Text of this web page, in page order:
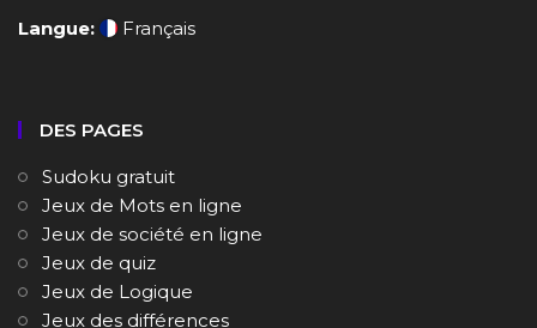
Langue:
Français
DES PAGES
Sudoku gratuit
Jeux de Mots en ligne
Jeux de société en ligne
Jeux de quiz
Jeux de Logique
Jeux des différences